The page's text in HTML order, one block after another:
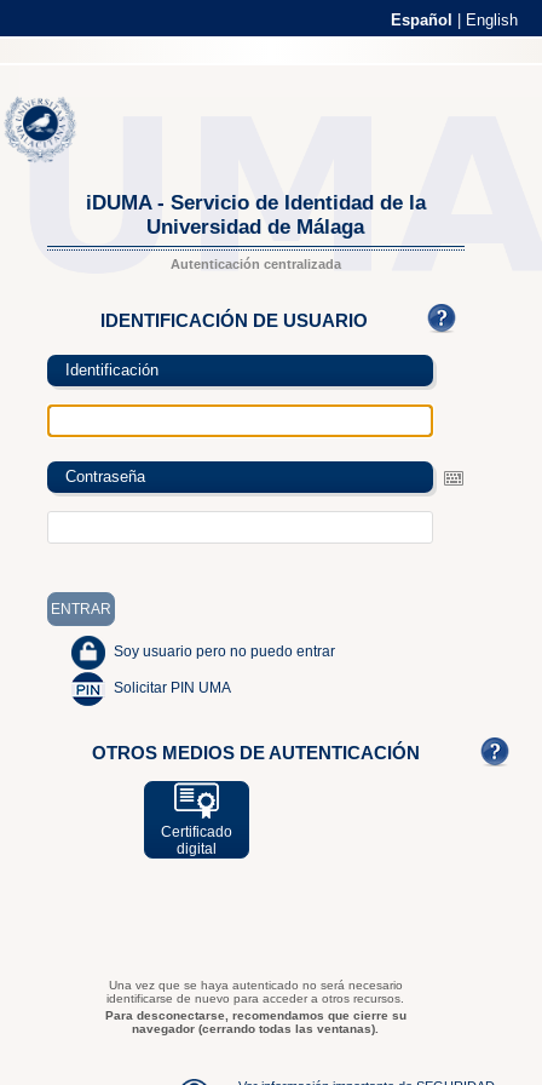
Español English
iDUMA - Servicio de Identidad de la
Universidad de Málaga
Autenticación centralizada
IDENTIFICACIÓN DE USUARIO
Identificación
Contraseña
Soy usuario pero no puedo entrar
Solicitar PIN UMA
OTROS MEDIOS DE AUTENTICACIÓN
Certificado
digital
Una vez que se haya autenticado no será necesario
identificarse de nuevo para acceder a otros recursos.
Para desconectarse, recomendamos que cierre su
navegador (cerrando todas las ventanas).